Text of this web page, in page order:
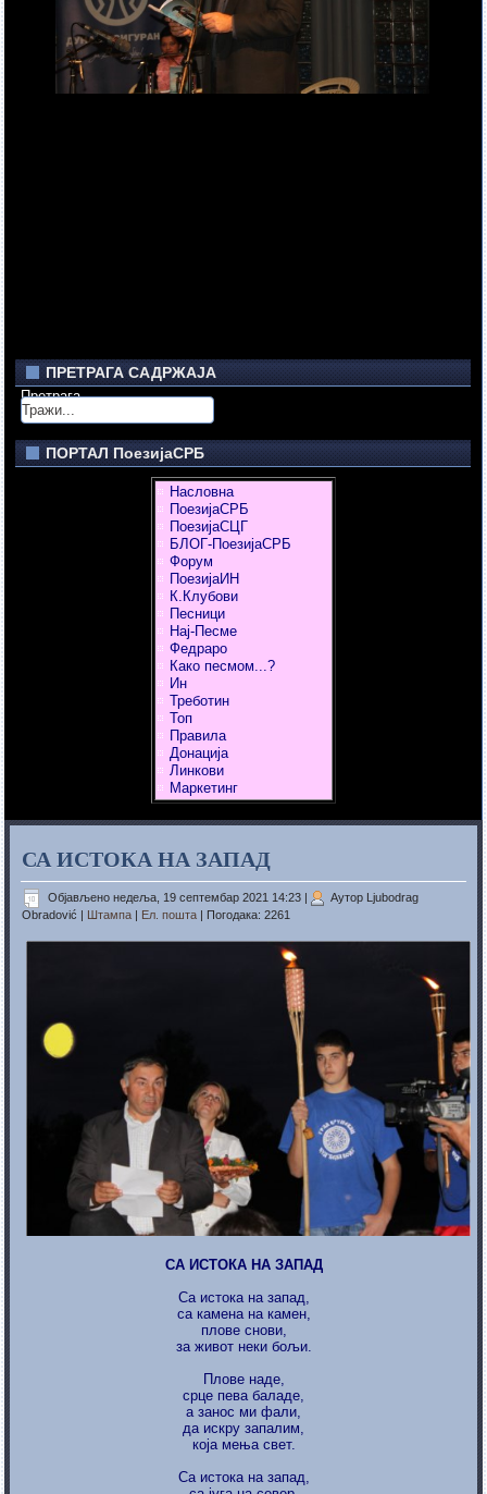
ПРЕТРАГА САДРЖАЈА
Претрага
ПОРТАЛ ПоезијаСРБ
Насловна
ПоезијаСРБ
ПоезијаСЦГ
БЛОГ-ПоезијаСРБ
Форум
ПоезијаИН
К.Клубови
Песници
Нај-Песме
Федраро
Како песмом...?
Ин
Треботин
Топ
Правила
Донација
Линкови
Маркетинг
СА ИСТОКА НА ЗАПАД
Објављено недеља, 19 септембар 2021 14:23
Аутор Ljubodrag
Obradović
Штампа Ел. пошта | Погодака: 2261
СА ИСТОКА НА ЗАПАД
Са истока на запад,
са камена на камен,
плове снови,
за живот неки бољи.
Плове наде,
срце пева баладе,
а занос ми фали,
да искру запалим,
која мења свет.
Са истока на запад,